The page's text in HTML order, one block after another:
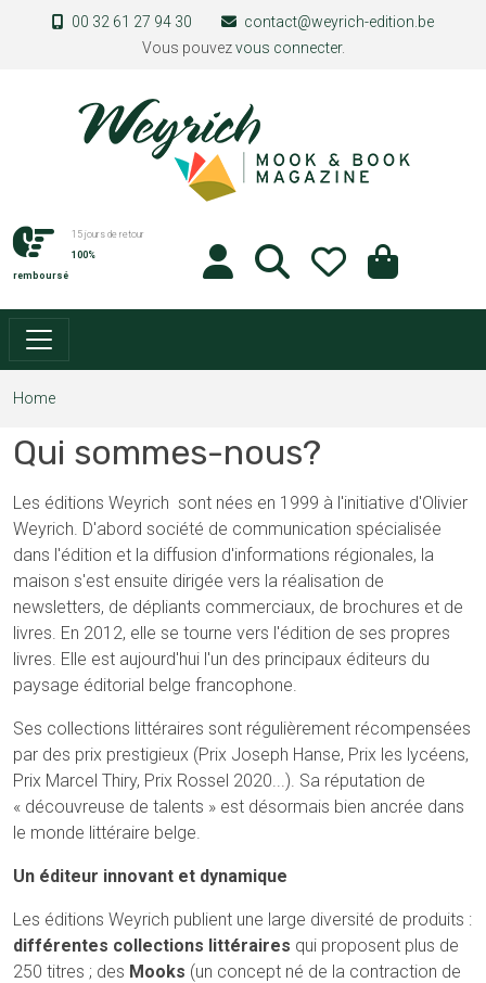
Skip to main content
00 32 61 27 94 30
contact@weyrich-edition.be
Vous pouvezvous connecter.
15 jours de retour
100%
remboursé
Home
Qui sommes-nous?
Les éditions Weyrich sont nées en 1999 à l'initiative d'Olivier
Weyrich. D'abord société de communication spécialisée
dans l'édition et la diffusion d'informations régionales, la
maison s'est ensuite dirigée vers la réalisation de
newsletters, de dépliants commerciaux, de brochures et de
livres. En 2012, elle se tourne vers l'édition de ses propres
livres. Elle est aujourd'hui l'un des principaux éditeurs du
paysage éditorial belge francophone.
Ses collections littéraires sont régulièrement récompensées
par des prix prestigieux (Prix Joseph Hanse, Prix les lycéens,
Prix Marcel Thiry, Prix Rossel 2020...). Sa réputation de
« découvreuse de talents » est désormais bien ancrée dans
le monde littéraire belge.
Un éditeur innovant et dynamique
Les éditions Weyrich publient une large diversité de produits :
différentes collections littéraires qui proposent plus de
250 titres ; des Mooks (un concept né de la contraction de